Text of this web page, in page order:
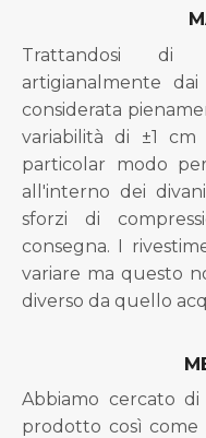
Trattandosi di
artigianalmente
considerata
variabilità di ±1 cm
particolar modo
all'interno dei
sforzi di
consegna. I
variare ma questo
diverso da quello
Abbiamo cercato
prodotto così come